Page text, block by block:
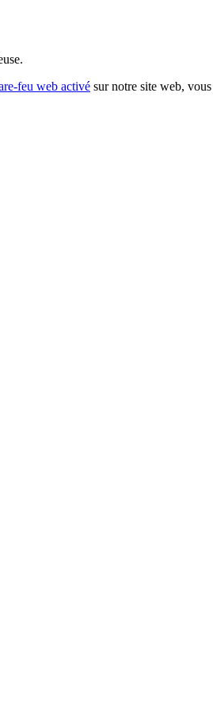
feu web activé sur notre site web,